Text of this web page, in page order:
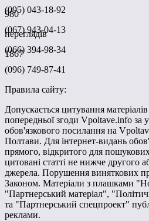
980
переглядів
1867
(095) 043-18-92
(067) 943-04-13
(066) 394-98-34
(096) 749-87-41
Правила сайту:
Допускається цитування
попередньої згоди Vpoltave.info за
обов'язкового посилання на
Полтави. Для інтернет-видань
прямого, відкритого для
цитовані статті не нижче другого
джерела. Порушення виняткових
Законом. Матеріали з плашками
"Партнерський матеріал",
та "Партнерський спецпроект"
реклами.